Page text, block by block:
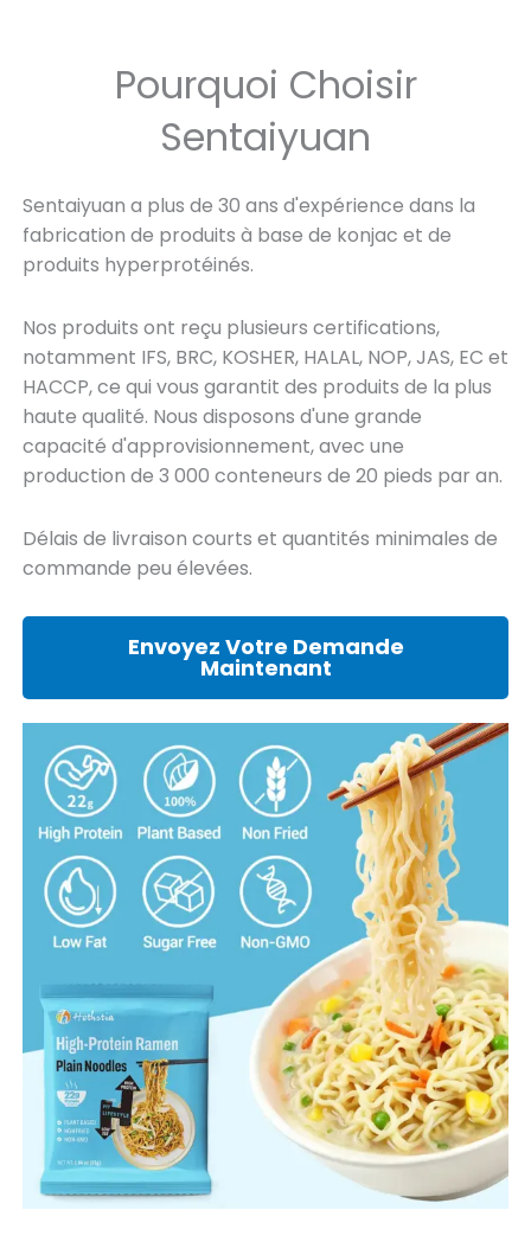
Pourquoi Choisir
Sentaiyuan
Sentaiyuan a plus de 30 ans d'expérience dans la
fabrication de produits à base de konjac et de
produits hyperprotéinés.
Nos produits ont reçu plusieurs certifications,
notamment IFS, BRC, KOSHER, HALAL, NOP, JAS, EC et
HACCP, ce qui vous garantit des produits de la plus
haute qualité. Nous disposons d'une grande
capacité d'approvisionnement, avec une
production de 3 000 conteneurs de 20 pieds par an.
Délais de livraison courts et quantités minimales de
commande peu élevées.
Envoyez Votre Demande
Maintenant